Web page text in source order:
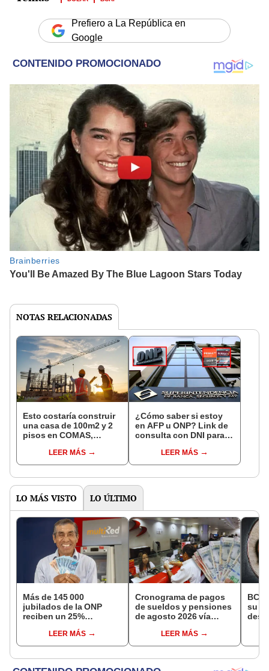
Prefiero a La República en
Google
NOTAS RELACIONADAS
Esto costaría construir
una casa de 100m2 y 2
pisos en COMAS,
distritos de LIMA
NORTE
LEER MÁS
¿Cómo saber si estoy
en AFP u ONP? Link de
consulta con DNI para
pensiones estás
LEER MÁS
LO MÁS VISTO LO ÚLTIMO
Más de 145 000
jubilados de la ONP
reciben un 25%
en agostoLEER MÁS
Cronograma de pagos
de sueldos y pensiones
de agosto 2026 vía
conoce las fechas de
depósito
LEER MÁS
BCR
su